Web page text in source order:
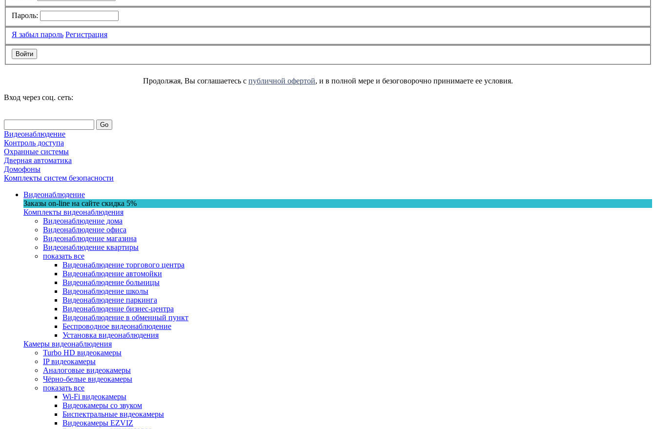
Пароль:
Я забыл пароль Регистрация
Продолжая, Вы соглашаетесь с публичной офертой, и в полной мере и безоговорочно принимаете ее условия.
Вход через соц. сеть:
Go
Видеонаблюдение
Контроль доступа
Охранные системы
Дверная автоматика
Домофоны
Комплекты систем безопасности
Видеонаблюдение
Заказы on-line на сaйте скидка 5%
Комплекты видеонаблюдения
Видеонаблюдение дома
Видеонаблюдение офиса
Видеонаблюдение магазина
Видеонаблюдение квартиры
показать все
Видеонаблюдение торгового центра
Видеонаблюдение автомойки
Видеонаблюдение больницы
Видеонаблюдение школы
Видеонаблюдение паркинга
Видеонаблюдение бизнес-центра
Видеонаблюдение в обменный пункт
Беспроводное видеонаблюдение
Установка видеонаблюдения
Камеры видеонаблюдения
Turbo HD видеокамеры
IP видеокамеры
Аналоговые видеокамеры
Чёрно-белые видеокамеры
показать все
Wi-Fi видеокамеры
Видеокамеры со звуком
Биспектральные видеокамеры
Видеокамеры EZVIZ